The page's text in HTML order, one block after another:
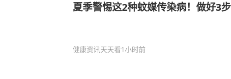
夏季警惕这2种蚊媒传染病！做好3
健康资讯天天看1小时前